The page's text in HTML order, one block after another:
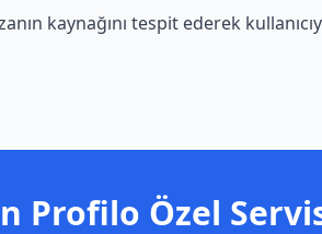
kaynağını tespit ederek
Profilo Özel